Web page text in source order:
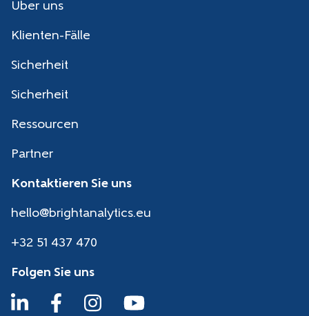
Über uns
Klienten-Fälle
Sicherheit
Sicherheit
Ressourcen
Partner
Kontaktieren Sie uns
hello@brightanalytics.eu
+32 51 437 470
Folgen Sie uns